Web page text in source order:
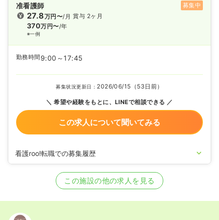
准看護師 募集中
27.8万円〜/月
370万円〜/年
※一例
賞与 2ヶ月
勤務時間 9:00～17:45
募集状況更新日： 2026/06/15（53日前）
希望や経験をもとに、LINEで相談できる
この求人について聞いてみる
看護roo!転職での募集履歴
正・准看護師の募集を休止
正・准看護師を募集中
この施設の他の求人を見る